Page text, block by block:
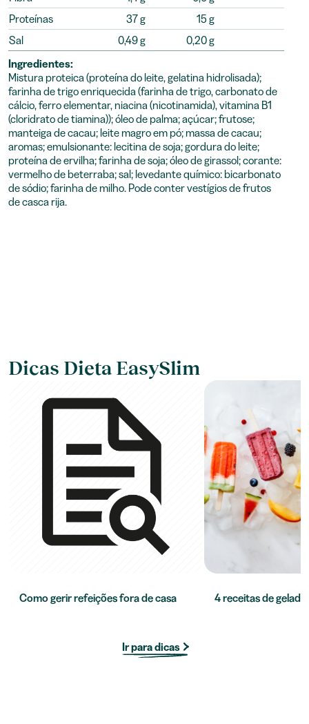
Proteínas
37 g
15 g
Sal
0,49 g
0,20 g
Ingredientes:
Mistura proteica (proteína do leite, gelatina hidrolisada);
farinha de trigo enriquecida (farinha de trigo, carbonato de
cálcio, ferro elementar, niacina (nicotinamida), vitamina B1
(cloridrato de tiamina)); óleo de palma; açúcar; frutose;
manteiga de cacau; leite magro em pó; massa de cacau;
aromas; emulsionante: lecitina de soja; gordura do leite;
proteína de ervilha; farinha de soja; óleo de girassol; corante:
vermelho de beterraba; sal; levedante químico: bicarbonato
de sódio; farinha de milho. Pode conter vestígios de frutos
de casca rija.
Dicas Dieta EasySlim
Como gerir refeições fora de casa 4 receitas de
Ir para dicas